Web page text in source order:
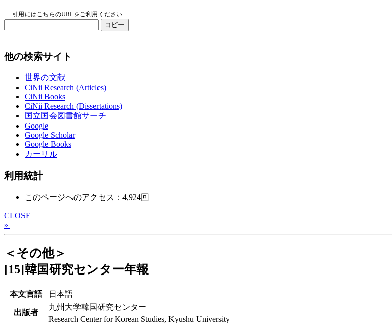
引用にはこちらのURLをご利用ください
コピー
他の検索サイト
世界の文献
CiNii Research (Articles)
CiNii Books
CiNii Research (Dissertations)
国立国会図書館サーチ
Google
Google Scholar
Google Books
カーリル
利用統計
このページへのアクセス：4,924回
CLOSE
»
＜その他＞
[15]韓国研究センター年報
本文言語 日本語
出版者
九州大学韓国研究センター
Research Center for Korean Studies, Kyushu University